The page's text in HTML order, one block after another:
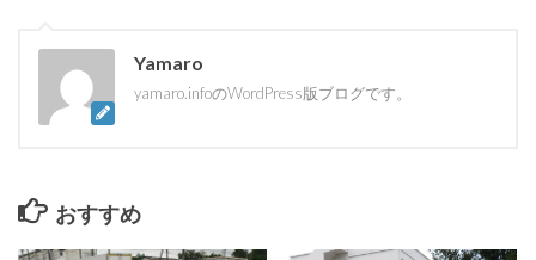
Yamaro
yamaro.infoのWordPress版ブログです。
おすすめ